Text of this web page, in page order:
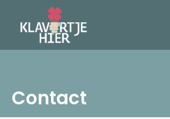
Contact